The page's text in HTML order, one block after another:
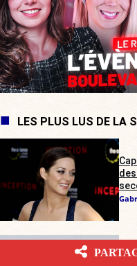
LES PLUS LUS DE LA